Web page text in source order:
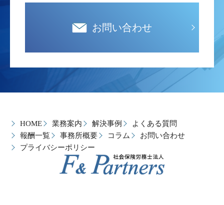
お問い合わせ
HOME 業務案内 解決事例
よくある質問
報酬一覧
事務所概要 コラム
お問い合わせ
プライバシーポリシー